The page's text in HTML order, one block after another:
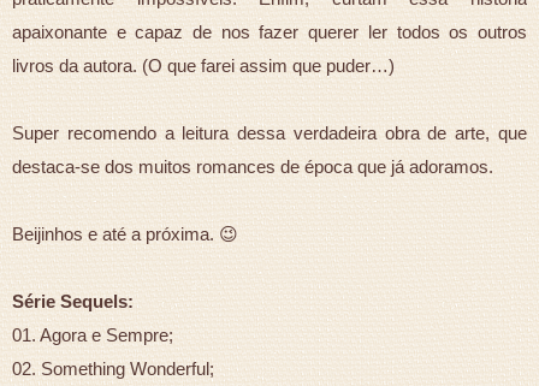
apaixonante e capaz de nos fazer querer ler todos os outros
livros da autora. (O que farei assim que puder…)
Super recomendo a leitura dessa verdadeira obra de arte, que
destaca-se dos muitos romances de época que já adoramos.
Beijinhos e até a próxima. 😉
Série Sequels:
01. Agora e Sempre;
02. Something Wonderful;